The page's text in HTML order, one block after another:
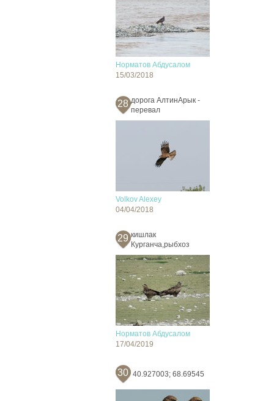
Норматов Абдусалом
15/03/2018
28 дорога АлтинАрык -
перевал
Volkov Alexey
04/04/2018
29 кишлак
Курганча,рыбхоз
Норматов Абдусалом
17/04/2019
30 40.927003; 68.69545